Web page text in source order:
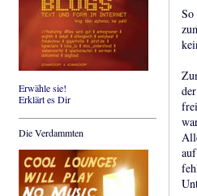
Erwähle sie!
Erklärt es Dir
Die Verdammten
So